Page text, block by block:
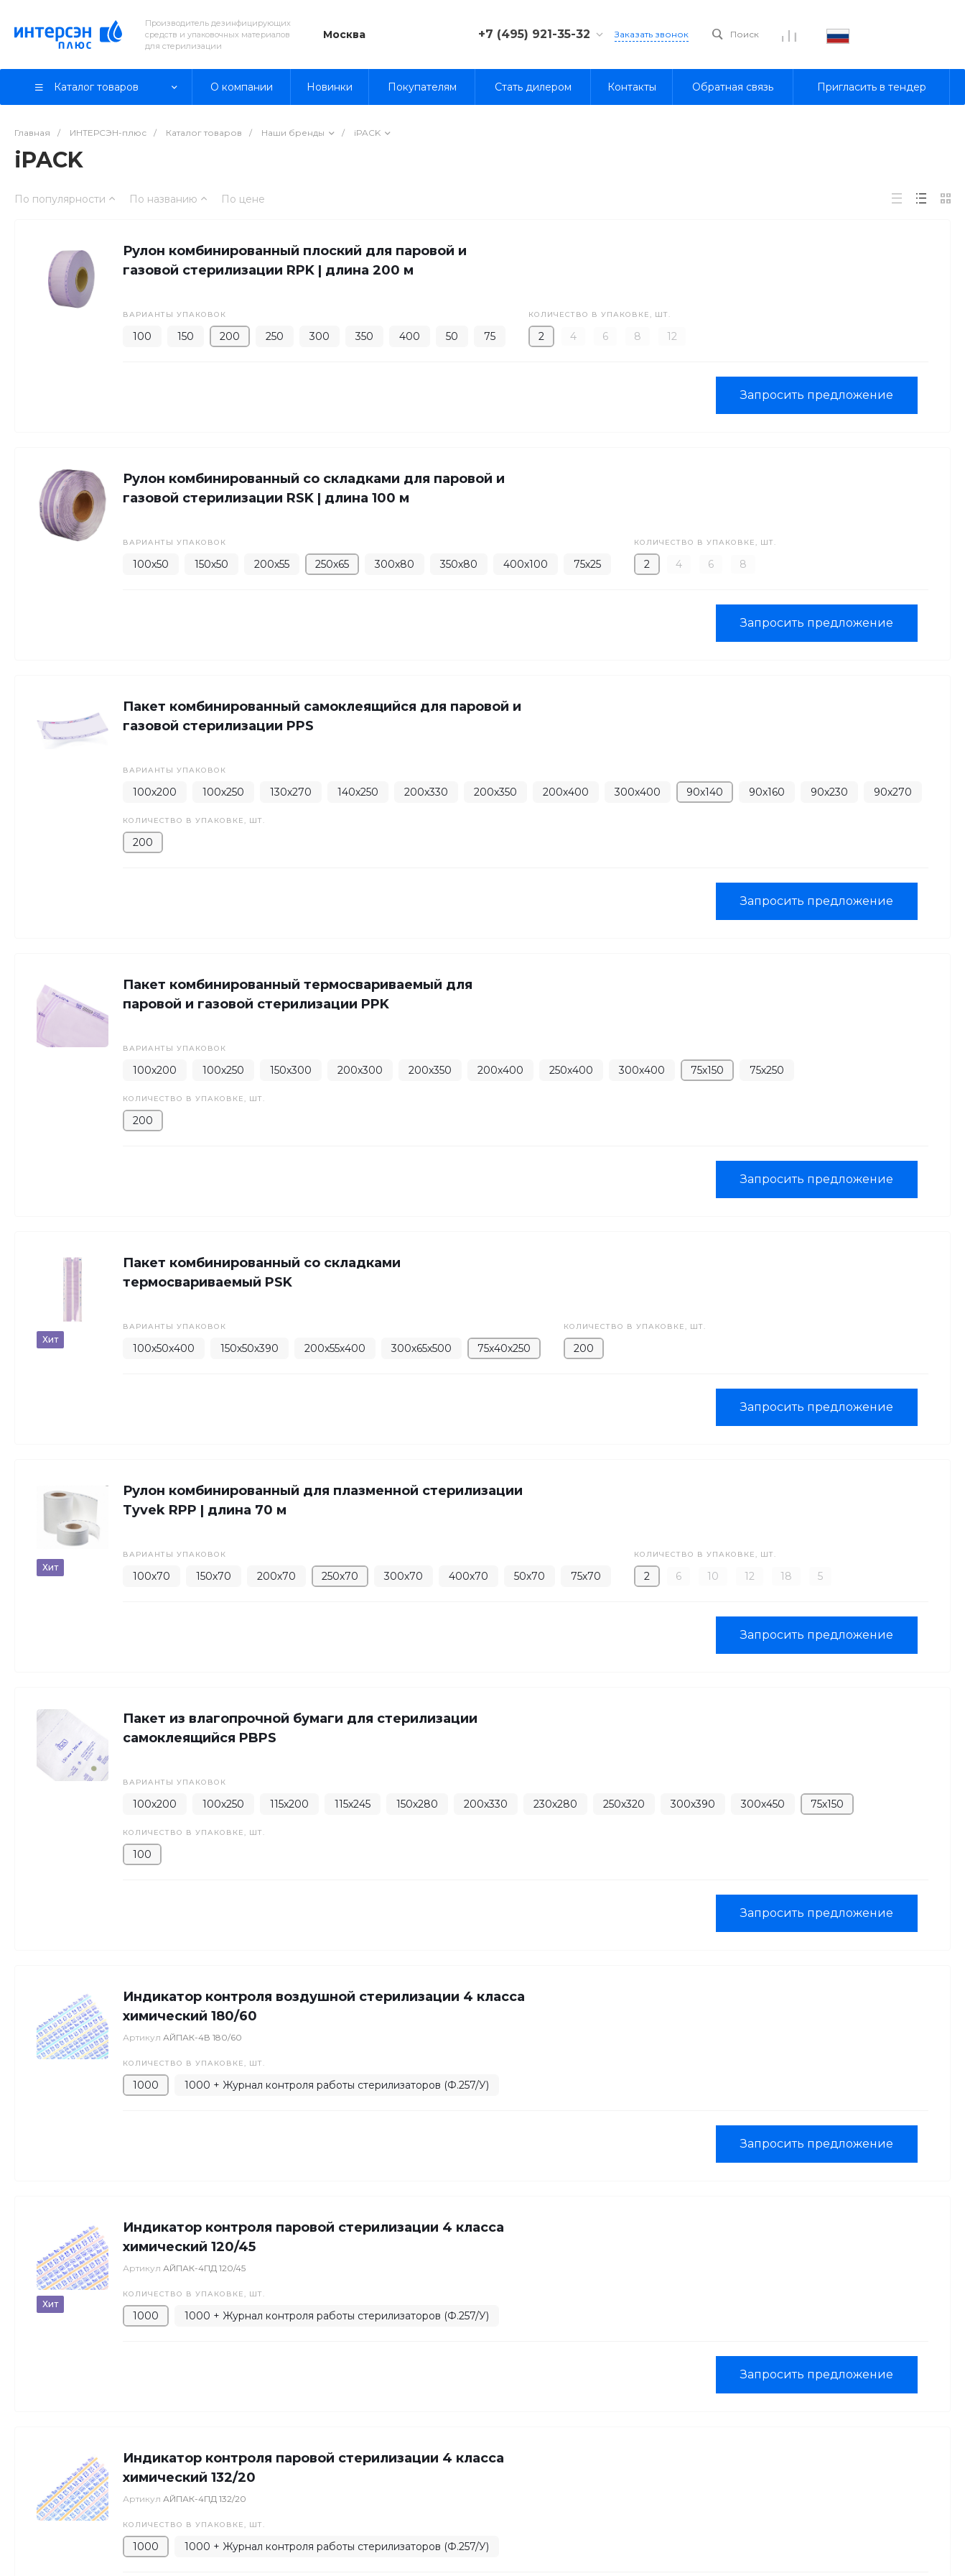
Производитель дезинфицирующих
средств и упаковочных материалов
для стерилизации
Москва +7 (495) 921-35-32
8 (800) 333-35-32
Заказать звонок Поиск
Каталог товаров О компании Новинки Покупателям Стать дилером Контакты Обратная связь Пригласить в тендер
Главная / ИНТЕРСЭН-плюс / Каталог товаров / Наши бренды / iPACK
iPACK
По популярности По названию По цене
Рулон комбинированный плоский для паровой и
газовой стерилизации RPK | длина 200 м
ВАРИАНТЫ УПАКОВОК
100 150 200 250 300 350 400 50 75
КОЛИЧЕСТВО В УПАКОВКЕ, ШТ.
2 4 6 8 12
Запросить предложение
Рулон комбинированный со складками для паровой и
газовой стерилизации RSK | длина 100 м
ВАРИАНТЫ УПАКОВОК
100х50 150х50 200х55 250х65 300х80 350х80 400х100 75х25
КОЛИЧЕСТВО В УПАКОВКЕ, ШТ.
2 4 6 8
Запросить предложение
Пакет комбинированный самоклеящийся для паровой и
газовой стерилизации PPS
ВАРИАНТЫ УПАКОВОК
100х200 100х250 130х270 140х250 200х330 200х350 200х400 300х400 90х140 90х160 90х230 90х270
КОЛИЧЕСТВО В УПАКОВКЕ, ШТ.
200
Запросить предложение
Пакет комбинированный термосвариваемый для
паровой и газовой стерилизации PPK
ВАРИАНТЫ УПАКОВОК
100х200 100х250 150х300 200х300 200х350 200х400 250х400 300х400 75х150 75х250
КОЛИЧЕСТВО В УПАКОВКЕ, ШТ.
200
Запросить предложение
Хит
Пакет комбинированный со складками
термосвариваемый PSK
ВАРИАНТЫ УПАКОВОК
100х50х400 150х50х390 200х55х400 300х65х500 75х40х250
КОЛИЧЕСТВО В УПАКОВКЕ, ШТ.
200
Запросить предложение
Хит
Рулон комбинированный для плазменной стерилизации
Tyvek RPP | длина 70 м
ВАРИАНТЫ УПАКОВОК
100х70 150х70 200х70 250х70 300х70 400х70 50х70 75х70
КОЛИЧЕСТВО В УПАКОВКЕ, ШТ.
2 6 10 12 18 5
Запросить предложение
Пакет из влагопрочной бумаги для стерилизации
самоклеящийся PBPS
ВАРИАНТЫ УПАКОВОК
100х200 100х250 115х200 115х245 150х280 200х330 230х280 250х320 300х390 300х450 75х150
КОЛИЧЕСТВО В УПАКОВКЕ, ШТ.
100
Запросить предложение
Индикатор контроля воздушной стерилизации 4 класса
химический 180/60
Артикул АЙПАК-4В 180/60
КОЛИЧЕСТВО В УПАКОВКЕ, ШТ.
1000 1000 + Журнал контроля работы стерилизаторов (Ф.257/У)
Запросить предложение
Хит
Индикатор контроля паровой стерилизации 4 класса
химический 120/45
Артикул АЙПАК-4ПД 120/45
КОЛИЧЕСТВО В УПАКОВКЕ, ШТ.
1000 1000 + Журнал контроля работы стерилизаторов (Ф.257/У)
Запросить предложение
Индикатор контроля паровой стерилизации 4 класса
химический 132/20
Артикул АЙПАК-4ПД 132/20
КОЛИЧЕСТВО В УПАКОВКЕ, ШТ.
1000 1000 + Журнал контроля работы стерилизаторов (Ф.257/У)